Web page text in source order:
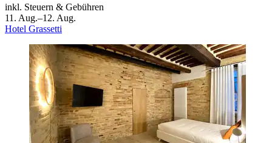
inkl. Steuern & Gebühren
11. Aug.–12. Aug.
Hotel Grassetti